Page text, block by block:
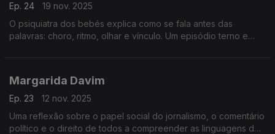
Ep. 24
19 nov. 2025
O psiquiatra dos bebés explica como se fala antes das
palavras: choro, ritmo, olhar e vínculo. Um episódio terno e
Margarida Davim
Ep. 23
12 nov. 2025
Uma reflexão sobre o papel social do jornalismo, o comentário
político e o direito de todos a compreender as linguagens do